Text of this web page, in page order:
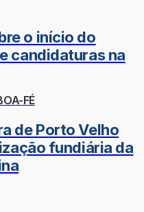
o início do
candidaturas na
FÉ
de Porto Velho
fundiária da